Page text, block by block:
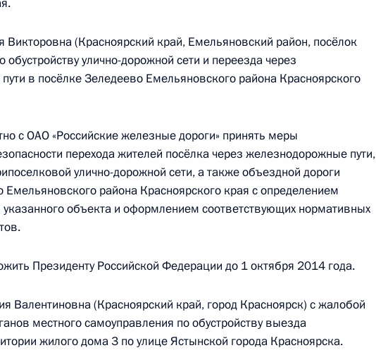
по поручению Президента Российской Федерации начальник
Российской Федерации по государственным наградам
в Москве личный приём граждан в режиме видео-конференц-
жительницы Республики Марий Эл, проведённого по поручению
Федерации начальником Управления Президента
по вопросам государственной службы и кадров Антоном
Викторовна (Красноярский край, Емельяновский район, посёлок
обустройству улично-дорожной сети и переезда через
в посёлке Зеледеево Емельяновского района Красноярского
с ОАО «Российские железные дороги» принять меры
перехода жителей посёлка через железнодорожные пути,
улично-дорожной сети, а также объездной дороги
Емельяновского района Красноярского края с определением
объекта и оформлением соответствующих нормативных
Президенту Российской Федерации до 1 октября 2014 года.
Валентиновна (Красноярский край, город Красноярск) с жалобой
местного самоуправления по обустройству выезда
жилого дома 3 по улице Ястынской города Красноярска.